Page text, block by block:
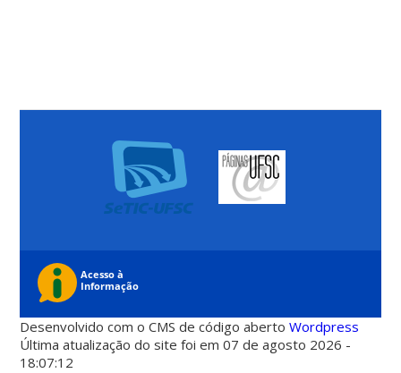
Desenvolvido com o CMS de código abertoWordpress
Última atualização do site foi em 07 de agosto 2026 -
18:07:12